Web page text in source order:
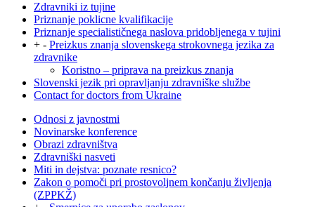
Zdravniki iz tujine
Priznanje poklicne kvalifikacije
Priznanje specialističnega naslova pridobljenega v tujini
+ - Preizkus znanja slovenskega strokovnega jezika za
zdravnike
Koristno – priprava na preizkus znanja
Slovenski jezik pri opravljanju zdravniške službe
Contact for doctors from Ukraine
Odnosi z javnostmi
Novinarske konference
Obrazi zdravništva
Zdravniški nasveti
Miti in dejstva: poznate resnico?
Zakon o pomoči pri prostovoljnem končanju življenja
(ZPPKŽ)